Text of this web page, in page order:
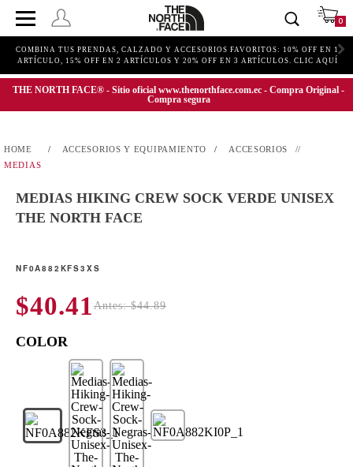
0
COMBINA TUS PRENDAS, CALZADO Y ACCESORIOS FAVORITOS: 10% OFF EN 1
ARTÍCULO, 15% OFF EN 2 ARTÍCULOS Y 20% OFF EN 3 ARTÍCULOS. CLIC AQUÍ
THE NORTH FACE® - Sitio oficial www.thenorthface.com.ec - Compra Original -
Compra segura
ACCESORIOS Y EQUIPAMIENTO
ACCESORIOS
MEDIAS
MEDIAS HIKING CREW SOCK VERDE UNISEX
THE NORTH FACE
NF0A882KFS3XS
$40.41 Antes: $44.89